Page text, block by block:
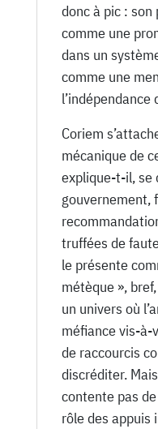
donc à pic :
comme une
dans un
comme une
l’indépendance
Coriem
mécanique de
explique-t-il, se
gouvernement,
truffées de
le présente
métèque »,
un univers où
méfiance vis-à-
de raccourcis
discréditer.
contente pas
rôle des appuis